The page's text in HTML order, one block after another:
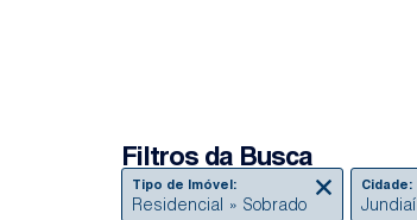
Filtros da Busca
Tipo de Imóvel:
Residencial » Sobrado
Cidade:
Jundiaí